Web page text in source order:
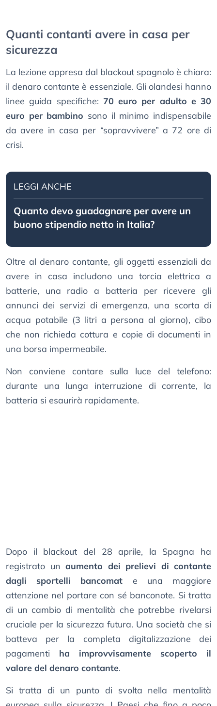
Quanti contanti avere in casa per
sicurezza
La lezione appresa dal blackout spagnolo è chiara:
il denaro contante è essenziale. Gli olandesi hanno
linee guida specifiche: 70 euro per adulto e 30
euro per bambino sono il minimo indispensabile
da avere in casa per “sopravvivere” a 72 ore di
crisi.
LEGGI ANCHE
Quanto devo guadagnare per avere un
buono stipendio netto in Italia?
Oltre al denaro contante, gli oggetti essenziali da
avere in casa includono una torcia elettrica a
batterie, una radio a batteria per ricevere gli
annunci dei servizi di emergenza, una scorta di
acqua potabile (3 litri a persona al giorno), cibo
che non richieda cottura e copie di documenti in
una borsa impermeabile.
Non conviene contare sulla luce del telefono:
durante una lunga interruzione di corrente, la
batteria si esaurirà rapidamente.
Dopo il blackout del 28 aprile, la Spagna ha
registrato un aumento dei prelievi di contante
dagli sportelli bancomat e una maggiore
attenzione nel portare con sé banconote. Si tratta
di un cambio di mentalità che potrebbe rivelarsi
cruciale per la sicurezza futura. Una società che si
batteva per la completa digitalizzazione dei
pagamenti ha improvvisamente scoperto il
valore del denaro contante.
Si tratta di un punto di svolta nella mentalità